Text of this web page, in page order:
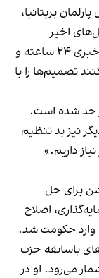
بریتانیا،
اخیر
تضعیف شده است. به گفته آنان، شبکه‌های خبری ۲۴ ساعته و
تصمیم‌ها را با
حد شده است.
نیز بد تنظیم
داریم.»
برای حل
اصلاح
وارد حکومت شد.
باسابقه حزب
می‌رود. او در